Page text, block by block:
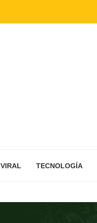
VIRAL TECNOLOGÍA